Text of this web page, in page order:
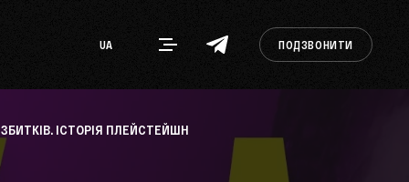
UA ПОДЗВОНИТИ
ІСТОРІЯ ПЛЕЙСТЕЙШН